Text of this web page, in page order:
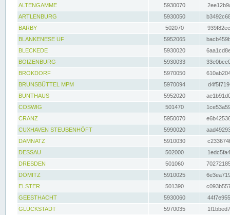
ALTENGAMME
5930070
ARTLENBURG
5930050
BARBY
502070
BLANKENESE UF
5952065
BLECKEDE
5930020
BOIZENBURG
5930033
BROKDORF
5970050
BRUNSBÜTTEL MPM
5970094
BUNTHAUS
5952020
COSWIG
501470
CRANZ
5950070
CUXHAVEN STEUBENHÖFT
5990020
DAMNATZ
5910030
DESSAU
502000
DRESDEN
501060
DÖMITZ
5910025
ELSTER
501390
GEESTHACHT
5930060
GLÜCKSTADT
5970035